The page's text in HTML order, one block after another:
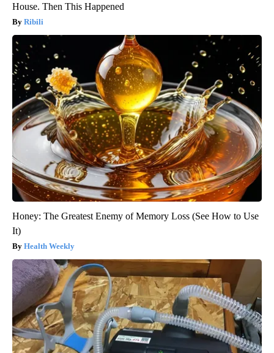
House. Then This Happened
Ribili
Honey: The Greatest Enemy of Memory Loss (See How to Use
It)
Health Weekly